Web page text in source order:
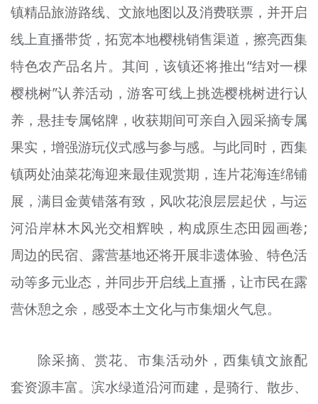
镇精品旅游路线、文旅地图以及消费联票，并开启
线上直播带货，拓宽本地樱桃销售渠道，擦亮西集
特色农产品名片。其间，该镇还将推出“结对一棵
樱桃树”认养活动，游客可线上挑选樱桃树进行认
养，悬挂专属铭牌，收获期间可亲自入园采摘专属
果实，增强游玩仪式感与参与感。与此同时，西集
镇两处油菜花海迎来最佳观赏期，连片花海连绵铺
展，满目金黄错落有致，风吹花浪层层起伏，与运
河沿岸林木风光交相辉映，构成原生态田园画卷;
周边的民宿、露营基地还将开展非遗体验、特色活
动等多元业态，并同步开启线上直播，让市民在露
营休憩之余，感受本土文化与市集烟火气息。
除采摘、赏花、市集活动外，西集镇文旅配
套资源丰富。滨水绿道沿河而建，是骑行、散步、